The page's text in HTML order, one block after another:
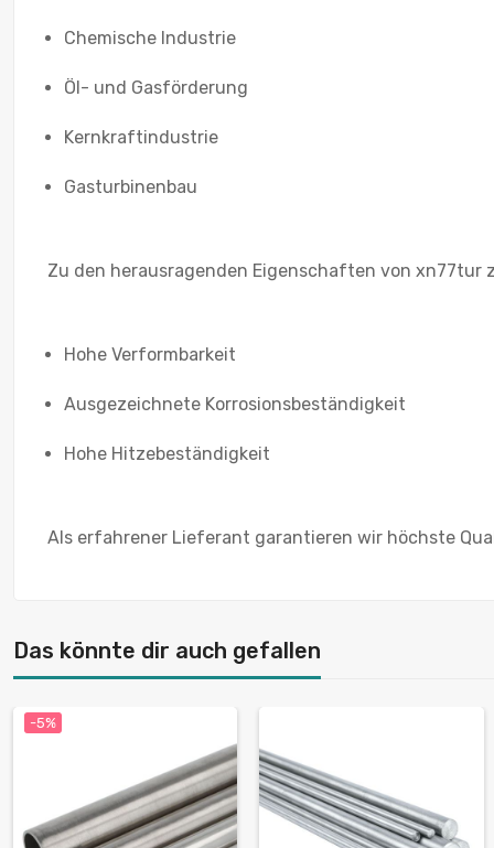
Chemische Industrie
Öl- und Gasförderung
Kernkraftindustrie
Gasturbinenbau
Zu den herausragenden Eigenschaften von xn77tur
Hohe Verformbarkeit
Ausgezeichnete Korrosionsbeständigkeit
Hohe Hitzebeständigkeit
Als erfahrener Lieferant garantieren wir höchste
Das könnte dir auch gefallen
-5%